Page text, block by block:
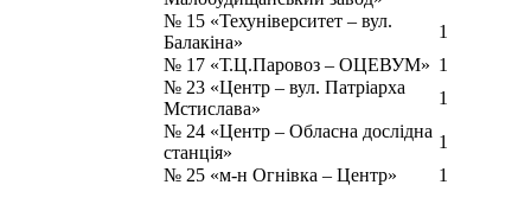
№ 15 «Техуніверситет – вул.
Балакіна»
1
№ 17 «Т.Ц.Паровоз – ОЦЕВУМ» 1
№ 23 «Центр – вул. Патріарха
Мстислава»
1
№ 24 «Центр – Обласна дослідна
станція»
1
№ 25 «м-н Огнівка – Центр»
1